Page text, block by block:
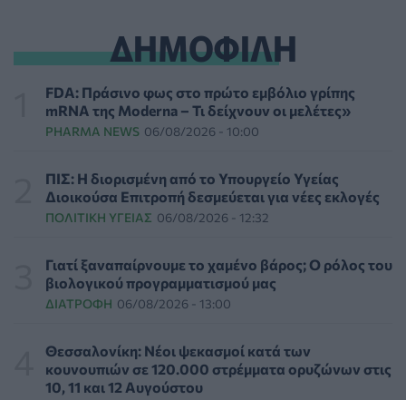
Τι μπορεί να μας διδάξει η νέα ταινία του Spider-Man
για την απώλεια και το πένθος
ΨΥΧΙΚΉ ΥΓΕΊΑ 07/08/2026 - 18:11
την ενίσχυση της βιοασφάλειας από το ΥΠΑΑΤ
ΕΠΙΚΑΙΡΌΤΗΤΑ 07/08/2026 - 17:42
και στα φάρμακα
ΥΓΕΊΑ 07/08/2026 - 17:17
μοιράστηκε επί τρία χρόνια τη μάχη της με σπάνιο
καρκίνο
ΕΠΙΚΑΙΡΌΤΗΤΑ 07/08/2026 - 16:41
ΔΗΜΟΦΙΛΗ
FDA: Πράσινο φως στο πρώτο εμβόλιο γρίπης
mRNA της Moderna – Τι δείχνουν οι μελέτες»
PHARMA NEWS 06/08/2026 - 10:00
ΠΙΣ: Η διορισμένη από το Υπουργείο Υγείας
Διοικούσα Επιτροπή δεσμεύεται για νέες εκλογές
ΠΟΛΙΤΙΚΉ ΥΓΕΊΑΣ 06/08/2026 - 12:32
Γιατί ξαναπαίρνουμε το χαμένο βάρος; Ο ρόλος του
βιολογικού προγραμματισμού μας
ΔΙΑΤΡΟΦΉ 06/08/2026 - 13:00
Θεσσαλονίκη: Νέοι ψεκασμοί κατά των
κουνουπιών σε 120.000 στρέμματα ορυζώνων στις
10, 11 και 12 Αυγούστου